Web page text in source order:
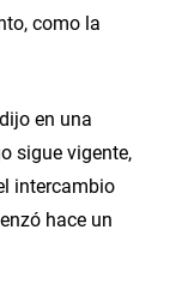
como la
en una
sigue vigente,
intercambio
hace un